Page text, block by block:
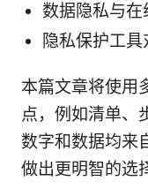
数据隐私与
隐私保护工
本篇文章将使用
点，例如清单、
数字和数据均来
做出更明智的选